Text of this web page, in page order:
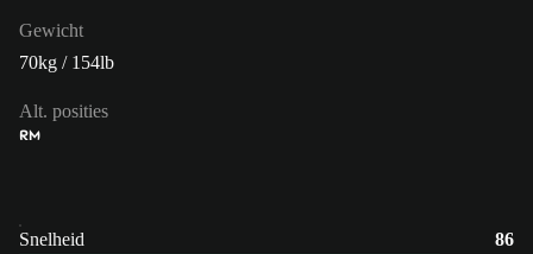
Gewicht
70kg / 154lb
Alt. posities
RM
Snelheid
86